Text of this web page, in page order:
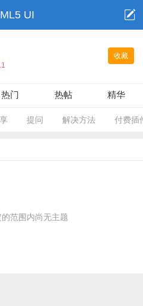
UI
收藏
热门 热帖 精华
提问 解决方法 付费插
范围内尚无主题